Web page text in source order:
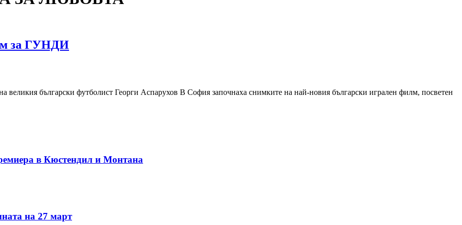
за ГУНДИ
български футболист Георги Аспарухов В София започнаха снимките на най-новия български игрален филм, посветен
в Кюстендил и Монтана
на 27 март